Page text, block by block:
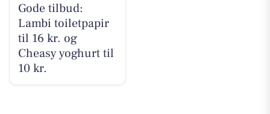
Gode tilbud:
Lambi toiletpapir
til 16 kr. og
Cheasy yoghurt til
10 kr.